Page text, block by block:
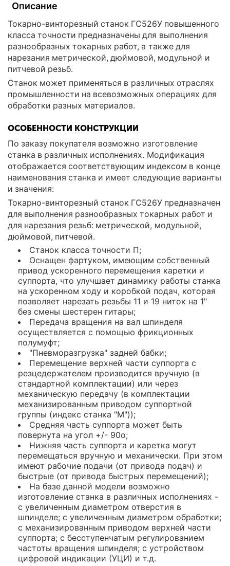
Описание
Токарно-винторезный станок ГС526У повышенного
класса точности предназначены для выполнения
разнообразных токарных работ, а также для
нарезания метрической, дюймовой, модульной и
питчевой резьб.
Станок может применяться в различных отраслях
промышленности на всевозможных операциях для
обработки разных материалов.
ОСОБЕННОСТИ КОНСТРУКЦИИ
По заказу покупателя возможно изготовление
станка в различных исполнениях. Модификация
отображается соответствующим индексом в конце
наименования станка и имеет следующие варианты
и значения:
Токарно-винторезный станок ГС526У предназначен
для выполнения разнообразных токарных работ и
для нарезания резьб: метрической, модульной,
дюймовой, питчевой.
Станок класса точности П;
Оснащен фартуком, имеющим собственный
привод ускоренного перемещения каретки и
суппорта, что улучшает динамику работы станка
на ускоренном ходу и коробкой подач, которая
позволяет нарезать резьбы 11 и 19 ниток на 1"
без смены шестерен гитары;
Передача вращения на вал шпинделя
осуществляется с помощью фрикционных
полумуфт;
"Пневморазгрузка" задней бабки;
Перемещение верхней части суппорта с
резцедержателем производится вручную (в
стандартной комплектации) или через
механическую передачу (в комплектации
механизированным приводом суппортной
группы (индекс станка "М"));
Средняя часть суппорта может быть
повернута на угол +/- 90o;
Нижняя часть суппорта и каретка могут
перемещаться вручную и механически. При этом
имеют рабочие подачи (от привода подач) и
быстрые (от привода быстрых перемещений);
На базе данной модели возможно
изготовление станка в различных исполнениях -
с увеличенным диаметром отверстия в
шпинделе; с увеличенным диаметром обработки;
с механизированным приводом верхней части
суппорта; с бесступенчатым регулированием
частоты вращения шпинделя; с устройством
цифровой индикации (УЦИ) и т.д.